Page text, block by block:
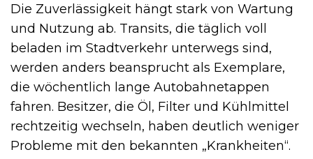
Die Zuverlässigkeit hängt stark von Wartung
und Nutzung ab. Transits, die täglich voll
beladen im Stadtverkehr unterwegs sind,
werden anders beansprucht als Exemplare,
die wöchentlich lange Autobahnetappen
fahren. Besitzer, die Öl, Filter und Kühlmittel
rechtzeitig wechseln, haben deutlich weniger
Probleme mit den bekannten „Krankheiten“.